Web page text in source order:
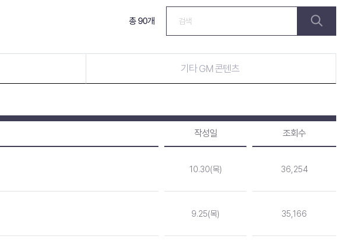
총 90개
기타 GM 콘텐츠
작성일 조회수
10.30(목) 36,254
9.25(목) 35,166